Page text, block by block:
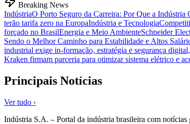
Breaking News
IndústriaO Porto Seguro da Carreira: Por Que a
terão tarifa zero na EuropaIndústria e Tecnologia
forçado no BrasilEnergia e Meio AmbienteSchneider
Sendo o Melhor Caminho para Estabilidade e Altos
industrial exige in-formação, estratégia e segurança
Kraken firmam parceria para otimizar sistema elétrico e
Principais Notícias
Ver tudo ›
Indústria S.A. – Portal da indústria brasileira com notícias